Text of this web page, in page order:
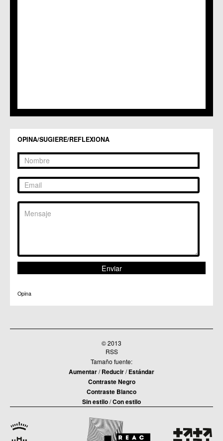
C.C. Zarandona
OPINA/SUGIERE/REFLEXIONA
Opina
© 2013
RSS
Tamaño fuente:
Aumentar/Reducir/Estándar
Contraste Negro
Contraste Blanco
Sin estilo/Con estilo